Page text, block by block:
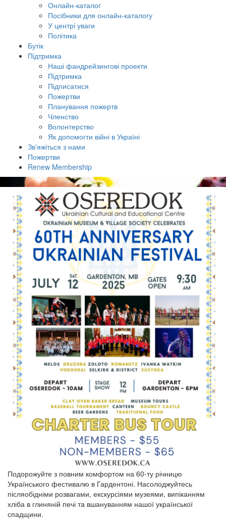
Онлайн-каталог
Посібники для онлайн-каталогу
У центрі уваги
Політика
Бутік
Підтримка
Наші фандрейзингові проекти
Підтримка
Підписатися
Пожертви
Планування пожертв
Членство
Волонтерство
Як допомогти війні в Україні
Зв'яжіться з нами
Пожертви
Renew Membership
Подорожуйте з повним комфортом на 60-ту річницю
Українського фестивалю в Гардентоні. Насолоджуйтесь
післяобідніми розвагами, екскурсіями музеями, випіканням
хліба в глиняній печі та вшануванням нашої української
спадщини.